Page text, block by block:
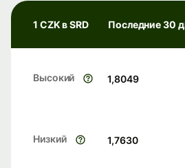
1 CZK в SRD Последние 30
Высокий 1,8049
Низкий 1,7630